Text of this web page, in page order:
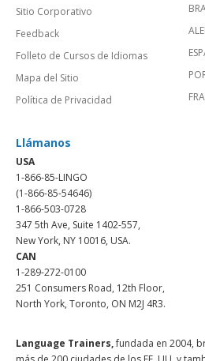
Sitio Corporativo
Feedback
Folleto de Cursos de Idiomas
Mapa del Sitio
Política de Privacidad
Llámanos
USA
1-866-85-LINGO
(1-866-85-54646)
1-866-503-0728
347 5th Ave, Suite 1402-557,
New York, NY 10016, USA.
CAN
1-289-272-0100
251 Consumers Road, 12th Floor,
North York, Toronto, ON M2J 4R3.
Language Trainers,fundada en 2004,